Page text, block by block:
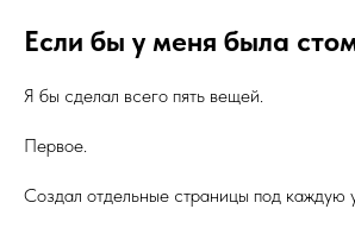
Если бы у меня была
Я бы сделал всего пять вещей.
Первое.
Создал отдельные страницы под каждую